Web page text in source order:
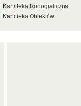
Kartoteka Ikonograficzna
Kartoteka Obiektów